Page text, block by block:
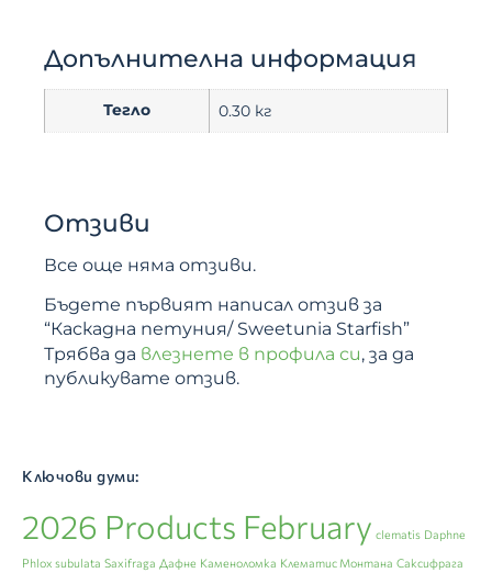
Допълнителна информация
Тегло 0.30 кг
Отзиви
Все още няма отзиви.
Бъдете първият написал отзив за
“Каскадна петуния/ Sweetunia Starfish”
Трябва да влезнете в профила си, за да
публикувате отзив.
Ключови думи:
2026 Products February clematis Daphne
Phlox subulata Saxifraga Дафне Каменоломка Клематис Монтана Саксифрага